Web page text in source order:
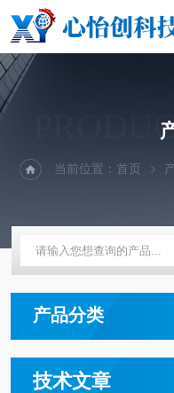
当前位置：首页
产品分类
技术文章